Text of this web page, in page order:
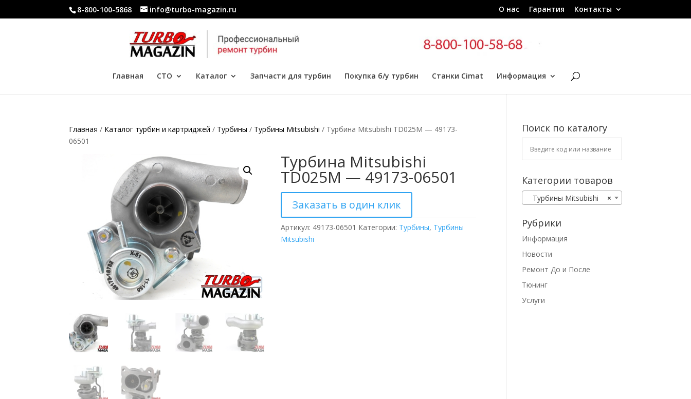
8-800-100-5868 info@turbo-magazin.ru О нас Гарантия Контакты
Главная СТО Каталог Запчасти для турбин Покупка б/у турбин Станки Cimat Информация
Главная / Каталог турбин и картриджей / Турбины / Турбины Mitsubishi / Турбина Mitsubishi TD025M — 49173-
06501
Турбина Mitsubishi
TD025M — 49173-06501
Заказать в один клик
Артикул: 49173-06501 Категории: Турбины, Турбины
Mitsubishi
Поиск по каталогу
Категории товаров
×
Турбины Mitsubishi
Рубрики
Информация
Новости
Ремонт До и После
Тюнинг
Услуги